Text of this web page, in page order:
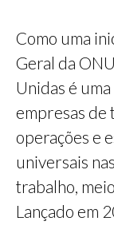
Como uma
Geral da
Unidas é
empresas de
operações e
universais
trabalho,
Lançado em